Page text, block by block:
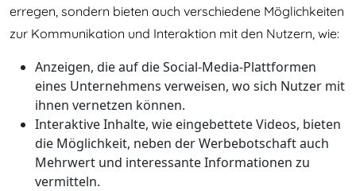
erregen, sondern bieten auch verschiedene Möglichkeiten
zur Kommunikation und Interaktion mit den Nutzern, wie:
Anzeigen, die auf die Social-Media-Plattformen
eines Unternehmens verweisen, wo sich Nutzer mit
ihnen vernetzen können.
Interaktive Inhalte, wie eingebettete Videos, bieten
die Möglichkeit, neben der Werbebotschaft auch
Mehrwert und interessante Informationen zu
vermitteln.